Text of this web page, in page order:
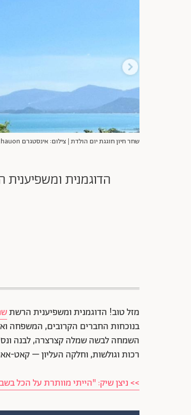
שחר חיון חוגגת יום הולדת | צילום: אינסטגרם shahar__hauon@
הדוגמנית
מזל טוב! הדוגמנית ומשפיענית הרשת
בנוכחות החברים הקרובים, המשפחה
השמחה לבשה שמלה קצרצרה, לבנה
רכות וגולשות, וחלקה העליון – קאט-
>> ניצן שיק: "הייתי מוותרת על הכל